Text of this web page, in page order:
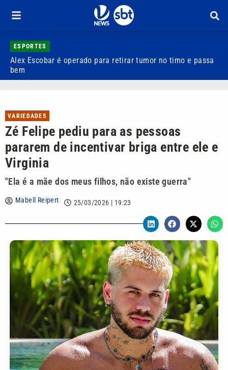
ESPORTES
Alex Escobar é operado para retirar tumor no timo e passa
bem
VARIEDADES
Zé Felipe pediu para as pessoas
pararem de incentivar briga entre ele e
Virginia
"Ela é a mãe dos meus filhos, não existe guerra"
Mabell Reipert 25/03/2026 | 19:23